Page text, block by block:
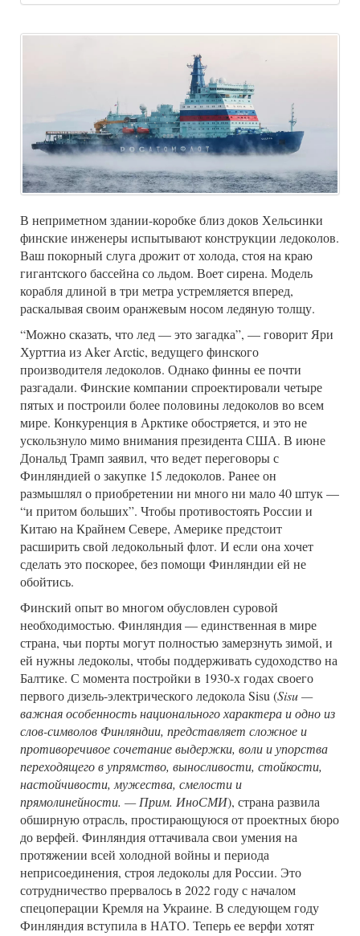
В неприметном здании-коробке близ доков Хельсинки
финские инженеры испытывают конструкции ледоколов.
Ваш покорный слуга дрожит от холода, стоя на краю
гигантского бассейна со льдом. Воет сирена. Модель
корабля длиной в три метра устремляется вперед,
раскалывая своим оранжевым носом ледяную толщу.
“Можно сказать, что лед — это загадка”, — говорит Яри
Хурттиа из Aker Arctic, ведущего финского
производителя ледоколов. Однако финны ее почти
разгадали. Финские компании спроектировали четыре
пятых и построили более половины ледоколов во всем
мире. Конкуренция в Арктике обостряется, и это не
ускользнуло мимо внимания президента США. В июне
Дональд Трамп заявил, что ведет переговоры с
Финляндией о закупке 15 ледоколов. Ранее он
размышлял о приобретении ни много ни мало 40 штук —
“и притом больших”. Чтобы противостоять России и
Китаю на Крайнем Севере, Америке предстоит
расширить свой ледокольный флот. И если она хочет
сделать это поскорее, без помощи Финляндии ей не
обойтись.
Финский опыт во многом обусловлен суровой
необходимостью. Финляндия — единственная в мире
страна, чьи порты могут полностью замерзнуть зимой, и
ей нужны ледоколы, чтобы поддерживать судоходство на
Балтике. С момента постройки в 1930-х годах своего
первого дизель-электрического ледокола Sisu (Sisu —
важная особенность национального характера и одно из
слов-символов Финляндии, представляет сложное и
противоречивое сочетание выдержки, воли и упорства
переходящего в упрямство, выносливости, стойкости,
настойчивости, мужества, смелости и
прямолинейности. — Прим. ИноСМИ), страна развила
обширную отрасль, простирающуюся от проектных бюро
до верфей. Финляндия оттачивала свои умения на
протяжении всей холодной войны и периода
неприсоединения, строя ледоколы для России. Это
сотрудничество прервалось в 2022 году с началом
спецоперации Кремля на Украине. В следующем году
Финляндия вступила в НАТО. Теперь ее верфи хотят